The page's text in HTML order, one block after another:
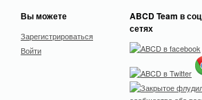
Вы можете
Зарегистрироваться
Войти
ABCD Team в соц
сетях